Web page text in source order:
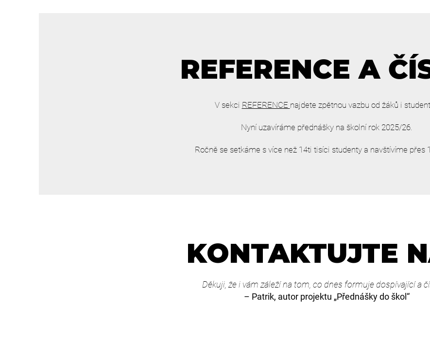
REFERENCE A
V sekci REFERENCE najdete zpětnou vazbu od žáků i
Nyní uzavíráme přednášky na školní rok 2025/26.
Ročně se setkáme s více než 14ti tisíci studenty a navštívíme přes
KONTAKTUJTE
Děkuji, že i vám záleží na tom, co dnes formuje dospívající a
– Patrik, autor projektu „Přednášky do škol“